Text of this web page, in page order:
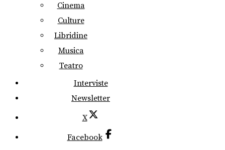
Cinema
Culture
Libridine
Musica
Teatro
Interviste
Newsletter
X
Facebook